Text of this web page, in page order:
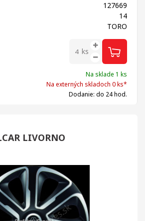
127669
14
TORO
ks
Na sklade 1 ks
Na externých skladoch 0 ks*
Dodanie: do 24 hod.
LIVORNO